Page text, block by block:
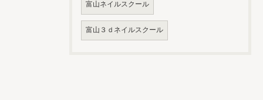
富山ネイルスクール
富山３ｄネイルスクール